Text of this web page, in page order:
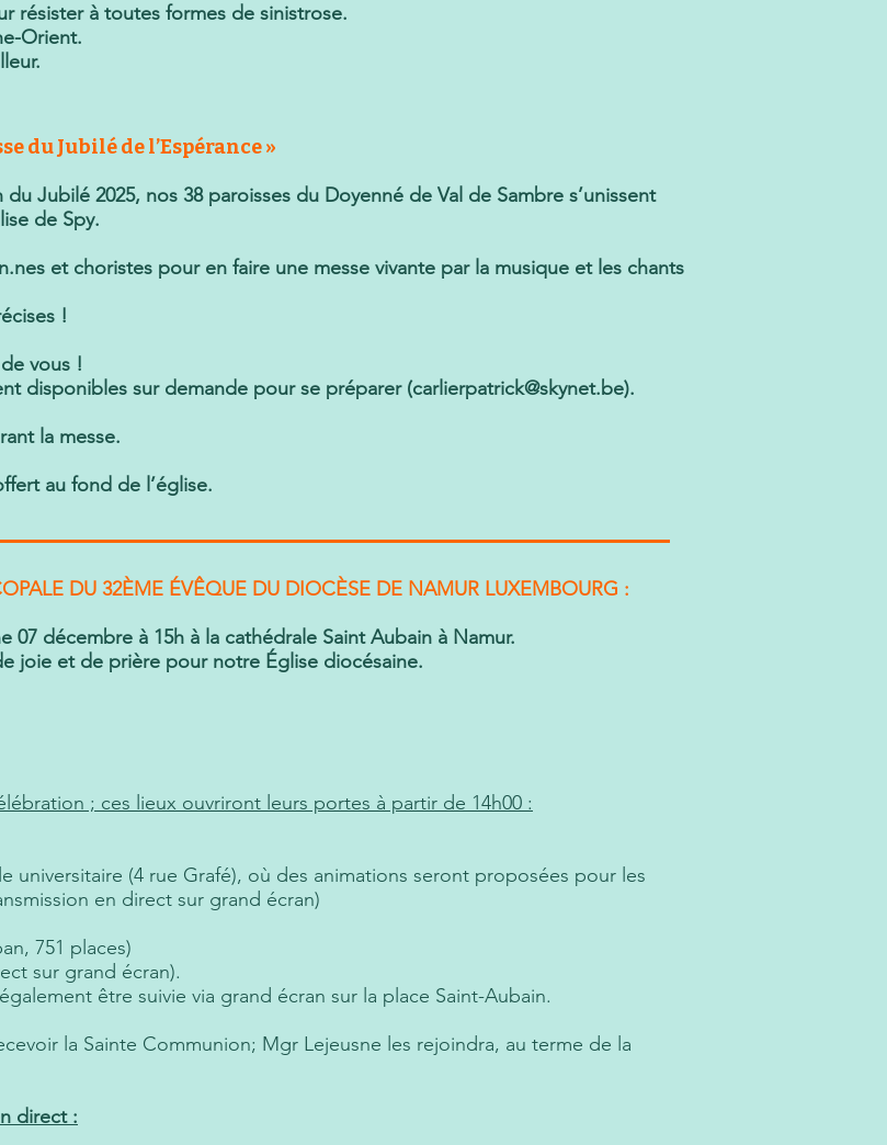
résister à toutes formes de sinistrose.
Orient.
du Jubilé de l’Espérance »
Jubilé 2025, nos 38 paroisses du Doyenné de Val de Sambre s’unissent
de Spy.
et choristes pour en faire une messe vivante par la musique et les chants
!
vous !
disponibles sur demande pour se préparer (carlierpatrick@skynet.be).
la messe.
au fond de l’église.
DU 32ÈME ÉVÊQUE DU DIOCÈSE DE NAMUR LUXEMBOURG :
07 décembre à 15h à la cathédrale Saint Aubain à Namur.
joie et de prière pour notre Église diocésaine.
; ces lieux ouvriront leurs portes à partir de 14h00 :
universitaire (4 rue Grafé), où des animations seront proposées pour les
en direct sur grand écran)
751 places)
sur grand écran).
être suivie via grand écran sur la place Saint-Aubain.
la Sainte Communion; Mgr Lejeusne les rejoindra, au terme de la
direct :